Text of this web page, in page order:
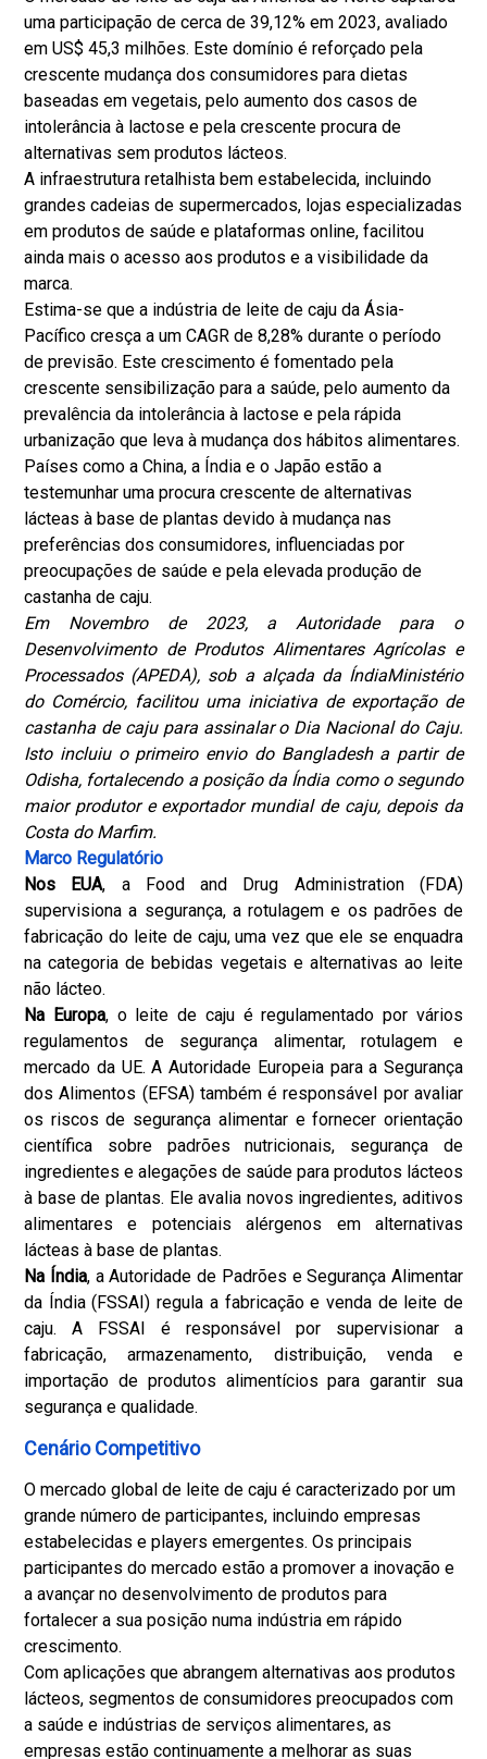
uma participação de cerca de 39,12% em 2023, avaliado
em US$ 45,3 milhões. Este domínio é reforçado pela
crescente mudança dos consumidores para dietas
baseadas em vegetais, pelo aumento dos casos de
intolerância à lactose e pela crescente procura de
alternativas sem produtos lácteos.
A infraestrutura retalhista bem estabelecida, incluindo
grandes cadeias de supermercados, lojas especializadas
em produtos de saúde e plataformas online, facilitou
ainda mais o acesso aos produtos e a visibilidade da
marca.
Estima-se que a indústria de leite de caju da Ásia-
Pacífico cresça a um CAGR de 8,28% durante o período
de previsão. Este crescimento é fomentado pela
crescente sensibilização para a saúde, pelo aumento da
prevalência da intolerância à lactose e pela rápida
urbanização que leva à mudança dos hábitos alimentares.
Países como a China, a Índia e o Japão estão a
testemunhar uma procura crescente de alternativas
lácteas à base de plantas devido à mudança nas
preferências dos consumidores, influenciadas por
preocupações de saúde e pela elevada produção de
castanha de caju.
Em Novembro de 2023, a Autoridade para o
Desenvolvimento de Produtos Alimentares Agrícolas e
Processados ​​(APEDA), sob a alçada da ÍndiaMinistério
do Comércio, facilitou uma iniciativa de exportação de
castanha de caju para assinalar o Dia Nacional do Caju.
Isto incluiu o primeiro envio do Bangladesh a partir de
Odisha, fortalecendo a posição da Índia como o segundo
maior produtor e exportador mundial de caju, depois da
Costa do Marfim.
Marco Regulatório
Nos EUA, a Food and Drug Administration (FDA)
supervisiona a segurança, a rotulagem e os padrões de
fabricação do leite de caju, uma vez que ele se enquadra
na categoria de bebidas vegetais e alternativas ao leite
não lácteo.
Na Europa, o leite de caju é regulamentado por vários
regulamentos de segurança alimentar, rotulagem e
mercado da UE. A Autoridade Europeia para a Segurança
dos Alimentos (EFSA) também é responsável por avaliar
os riscos de segurança alimentar e fornecer orientação
científica sobre padrões nutricionais, segurança de
ingredientes e alegações de saúde para produtos lácteos
à base de plantas. Ele avalia novos ingredientes, aditivos
alimentares e potenciais alérgenos em alternativas
lácteas à base de plantas.
Na Índia, a Autoridade de Padrões e Segurança Alimentar
da Índia (FSSAI) regula a fabricação e venda de leite de
caju. A FSSAI é responsável por supervisionar a
fabricação, armazenamento, distribuição, venda e
importação de produtos alimentícios para garantir sua
segurança e qualidade.
Cenário Competitivo
O mercado global de leite de caju é caracterizado por um
grande número de participantes, incluindo empresas
estabelecidas e players emergentes. Os principais
participantes do mercado estão a promover a inovação e
a avançar no desenvolvimento de produtos para
fortalecer a sua posição numa indústria em rápido
crescimento.
Com aplicações que abrangem alternativas aos produtos
lácteos, segmentos de consumidores preocupados com
a saúde e indústrias de serviços alimentares, as
empresas estão continuamente a melhorar as suas